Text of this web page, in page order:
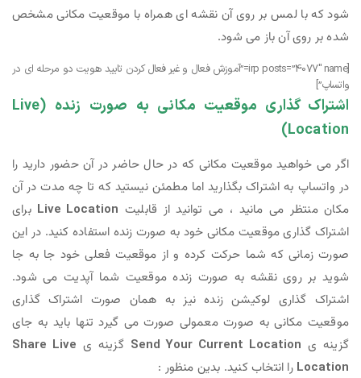
شود که با لمس بر روی آن نقشه ای همراه با موقعیت مکانی مشخص
شده بر روی آن باز می شود.
[irp posts=”4077″ name=”آموزش فعال و غیر فعال کردن تایید هویت دو مرحله ای در
واتساپ”]
اشتراک گذاری موقعیت مکانی به صورت زنده (Live
Location)
اگر می خواهید موقعیت مکانی که در حال حاضر در آن حضور دارید را
در واتساپ به اشتراک بگذارید اما مطمئن نیستید که تا چه مدت در آن
مکان منتظر می مانید ، می توانید از قابلیت Live Location برای
اشتراک گذاری موقعیت مکانی خود به صورت زنده استفاده کنید. در این
صورت زمانی که شما حرکت کرده و از موقعیت فعلی خود جا به جا
شوید بر روی نقشه به صورت زنده موقعیت شما آپدیت می شود.
اشتراک گذاری لوکیشن زنده نیز به همان صورت اشتراک گذاری
موقعیت مکانی به صورت معمولی صورت می گیرد تنها باید به جای
گزینه ی Send Your Current Location گزینه ی Share Live
Location را انتخاب کنید. بدین منظور :